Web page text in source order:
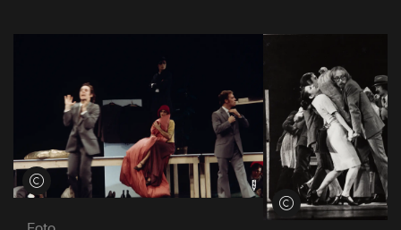
Credits öffnen
Credits öffnen